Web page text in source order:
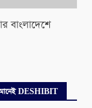
বাংলাদেশে
মানেই DESHIBIT